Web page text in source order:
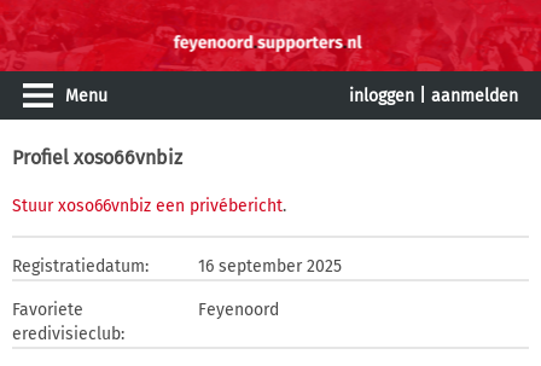
Menu inloggen aanmelden
Profiel xoso66vnbiz
Stuur xoso66vnbiz een privébericht.
Registratiedatum: 16 september 2025
Favoriete
eredivisieclub:
Feyenoord